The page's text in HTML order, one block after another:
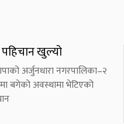
खुल्यो
अर्जुनधारा नगरपालिका–२
बगेको अवस्थामा भेटिएको